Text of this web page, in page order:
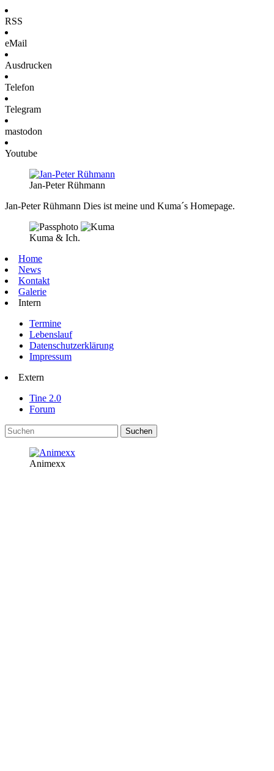
RSS
eMail
Ausdrucken
Telefon
Telegram
mastodon
Youtube
Jan-Peter Rühmann
Jan-Peter Rühmann Dies ist meine und Kuma´s Homepage.
Kuma & Ich.
Home
News
Kontakt
Galerie
Intern
Termine
Lebenslauf
Datenschutzerklärung
Impressum
Extern
Tine 2.0
Forum
Animexx